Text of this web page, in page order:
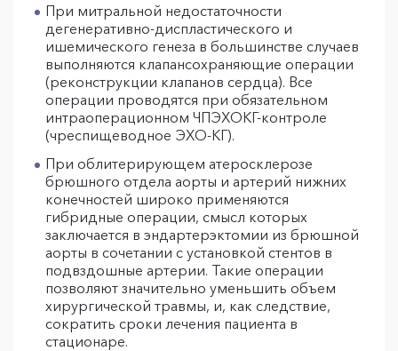
При митральной недостаточности
дегенеративно-диспластического и
ишемического генеза в большинстве случаев
выполняются клапансохраняющие операции
(реконструкции клапанов сердца). Все
операции проводятся при обязательном
интраоперационном ЧПЭХОКГ-контроле
(чреспищеводное ЭХО-КГ).
При облитерирующем атеросклерозе
брюшного отдела аорты и артерий нижних
конечностей широко применяются
гибридные операции, смысл которых
заключается в эндартерэктомии из брюшной
аорты в сочетании с установкой стентов в
подвздошные артерии. Такие операции
позволяют значительно уменьшить объем
хирургической травмы, и, как следствие,
сократить сроки лечения пациента в
стационаре.